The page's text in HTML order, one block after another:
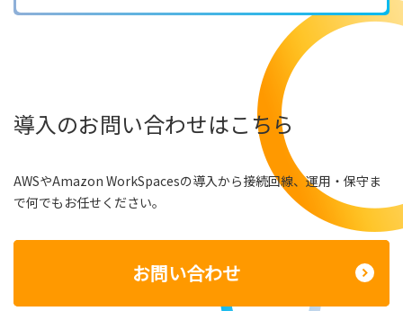
導入のお問い合わせはこちら
AWSやAmazon WorkSpacesの導入から接続回線、運用・保守ま
で何でもお任せください。
お問い合わせ